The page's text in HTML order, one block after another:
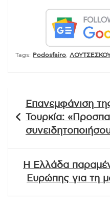
Tags: Podosfairo
άρθρων
Επανεμφάνιση
Τουρκία:
Η Ελλάδα
Ευρώπης για τη